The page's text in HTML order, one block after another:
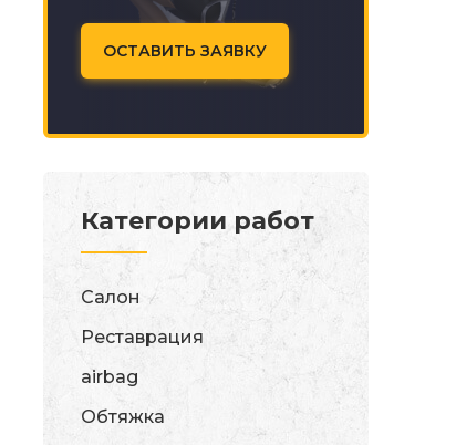
ОСТАВИТЬ ЗАЯВКУ
Категории работ
Салон
Реставрация
airbag
Обтяжка